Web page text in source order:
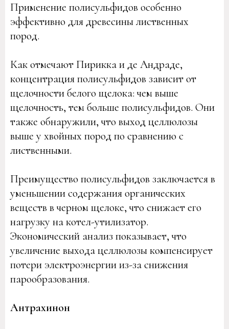
Применение полисульфидов особенно
эффективно для древесины лиственных
пород.
Как отмечают Пирикка и де Андраде,
концентрация полисульфидов зависит от
щелочности белого щелока: чем выше
щелочность, тем больше полисульфидов. Они
также обнаружили, что выход целлюлозы
выше у хвойных пород по сравнению с
лиственными.
Преимущество полисульфидов заключается в
уменьшении содержания органических
веществ в черном щелоке, что снижает его
нагрузку на котел-утилизатор.
Экономический анализ показывает, что
увеличение выхода целлюлозы компенсирует
потери электроэнергии из-за снижения
парообразования.
Антрахинон